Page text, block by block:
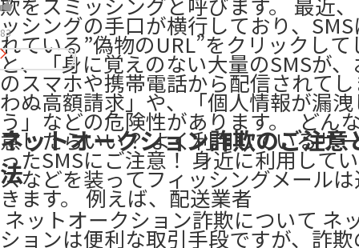
ッシングの手口が横行しており、
れている”偽物のURL”をクリックして
と、「身に覚えのない大量のSMSが
のスマホや携帯電話から配信されて
わぬ高額請求」や、「個人情報が漏
う」などの危険性があります。 ​ どん
意したらいい？ よく利用しているサ
ったSMSにご注意！ 身近に利用して
スなどを装ってフィッシングメール
きます。 例えば、配送業者
83
ネットオークション詐欺のご注意
法
ネットオークション詐欺について ネ
ションは便利な取引手段ですが、詐